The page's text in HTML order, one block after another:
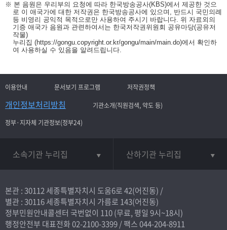
※ 본 음원은 우리부의 요청에 따라 한국방송공사(KBS)에서 제공한 것으
로 이 애국가에 대한 저작권은 한국방송공사에 있으며, 반드시 국민의례
등 비영리 공익적 목적으로만 사용하여 주시기 바랍니다. 위 자료외의
기증 애국가 음원과 관련하여서는 한국저작권위원회 공유마당(공유저
작물)
누리집 (https://gongu.copyright.or.kr/gongu/main/main.do)에서 확인하
여 사용하실 수 있음을 알려드립니다.
이용안내 문서보기 프로그램 저작권정책
개인정보처리방침
기관소개(직원검색, 약도 등)
정부·지자체 기관정보(정부24)
소속기관 누리집 산하기관 누리집
본관 : 30112 세종특별자치시 도움6로 42(어진동) /
별관 : 30116 세종특별자치시 가름로 143(어진동)
정부민원안내콜센터 국번없이 110(무료, 평일 9시~18시)
행정안전부 대표전화02-2100-3399/ 팩스 044-204-8911